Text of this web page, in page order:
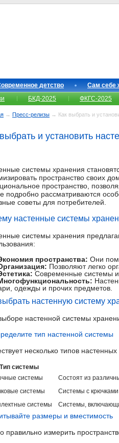
детство Сам себе
БКД-2025 ФКГС-2025
→ Пресс-релизы → Как выбрать и
и установить
системы хранения
пространство своих
пространство,
подробно рассматриваются
советы для потребителей.
настенные системы
системы хранения
пространства: Они
Позволяют легко
Современные системы
одежды и прочих предметов.
настенную систему
настенной системы
тип настенной системы
несколько типов
Тип системы
системы
Состоят из
системы
Системы с
системы
Системы,
размеры и вместимость
правильно измерить